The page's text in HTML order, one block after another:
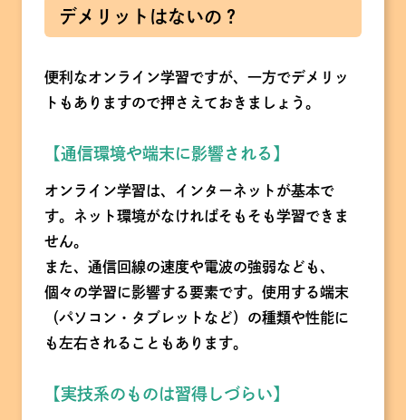
デメリットはないの？
便利なオンライン学習ですが、一方でデメリッ
トもありますので押さえておきましょう。
【通信環境や端末に影響される】
オンライン学習は、インターネットが基本で
す。ネット環境がなければそもそも学習できま
せん。
また、通信回線の速度や電波の強弱なども、
個々の学習に影響する要素です。使用する端末
（パソコン・タブレットなど）の種類や性能に
も左右されることもあります。
【実技系のものは習得しづらい】